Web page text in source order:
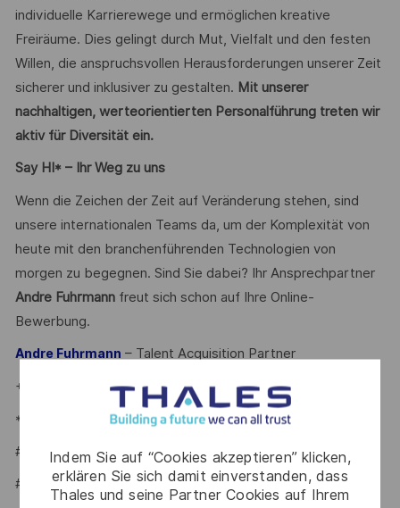
Indem Sie auf “Cookies akzeptieren” klicken,
erklären Sie sich damit einverstanden, dass
Thales und seine Partner Cookies auf Ihrem
individuelle Karrierewege und ermöglichen kreative
Freiräume. Dies gelingt durch Mut, Vielfalt und den festen
Willen, die anspruchsvollen Herausforderungen unserer Zeit
sicherer und inklusiver zu gestalten. Mit unserer
nachhaltigen, werteorientierten Personalführung treten wir
aktiv für Diversität ein.
Say HI* – Ihr Weg zu uns
Wenn die Zeichen der Zeit auf Veränderung stehen, sind
unsere internationalen Teams da, um der Komplexität von
heute mit den branchenführenden Technologien von
morgen zu begegnen. Sind Sie dabei? Ihr Ansprechpartner
Andre Fuhrmannfreut sich schon auf Ihre Online-
Bewerbung.
Andre Fuhrmann – Talent Acquisition Partner
+49 7156 / 302 - 22002
*Human Intelligence
#LI-AF1
#LI-HYBRID